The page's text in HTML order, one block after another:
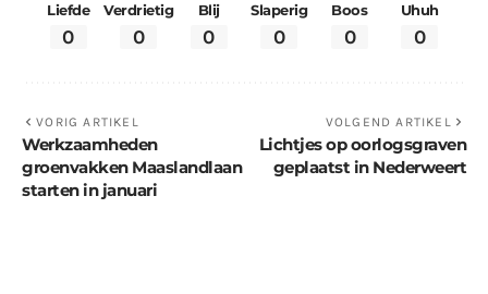
Liefde
0
Verdrietig
0
Blij
0
Slaperig
0
Boos
0
Uhuh
0
VORIG ARTIKEL
Werkzaamheden
groenvakken Maaslandlaan
starten in januari
VOLGEND ARTIKEL
Lichtjes op oorlogsgraven
geplaatst in Nederweert